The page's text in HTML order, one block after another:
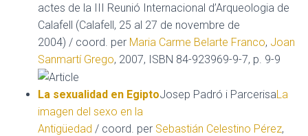
actes de la III Reunió Internacional d’Arqueologia de
Calafell (Calafell, 25 al 27 de novembre de
2004) / coord. per Maria Carme Belarte Franco, Joan
Sanmartí Grego, 2007, ISBN 84-923969-9-7, p. 9-9
La sexualidad en EgiptoJosep Padró i ParcerisaLa
imagen del sexo en la
Antigüedad / coord. per Sebastián Celestino Pérez,